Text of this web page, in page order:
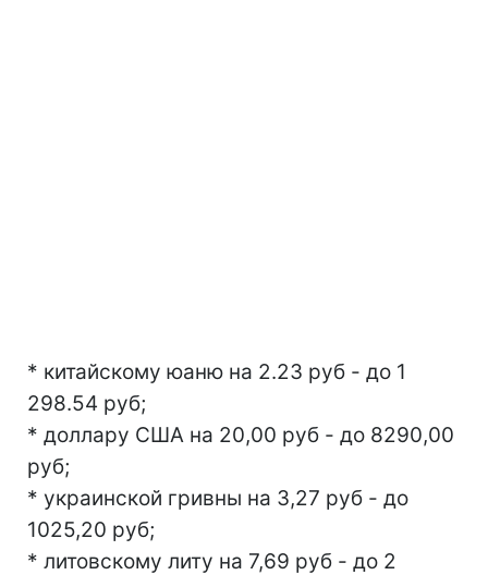
* китайскому юаню на 2.23 руб - до 1
298.54 руб;
* доллару США на 20,00 руб - до 8290,00
руб;
* украинской гривны на 3,27 руб - до
1025,20 руб;
* литовскому литу на 7,69 руб - до 2